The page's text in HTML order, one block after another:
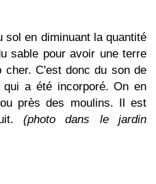
en diminuant la quantité
sable pour avoir une terre
C'est donc du son de
a été incorporé. On en
près des moulins. Il est
(photo dans le jardin